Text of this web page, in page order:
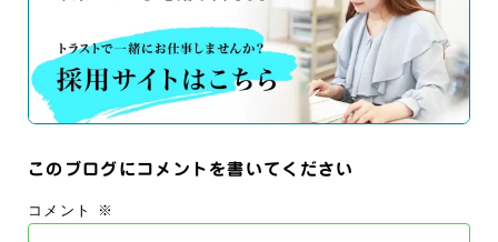
このブログにコメントを書いてください
コメント ※